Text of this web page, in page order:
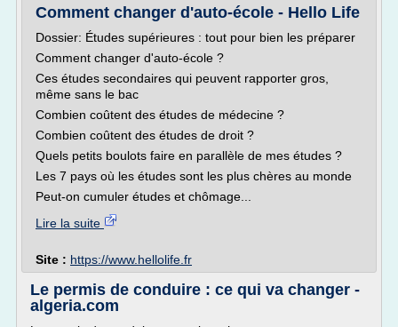
Comment changer d'auto-école - Hello Life
Dossier: Études supérieures : tout pour bien les préparer
Comment changer d'auto-école ?
Ces études secondaires qui peuvent rapporter gros,
même sans le bac
Combien coûtent des études de médecine ?
Combien coûtent des études de droit ?
Quels petits boulots faire en parallèle de mes études ?
Les 7 pays où les études sont les plus chères au monde
Peut-on cumuler études et chômage...
Lire la suite
Site : https://www.hellolife.fr
Le permis de conduire : ce qui va changer -
algeria.com